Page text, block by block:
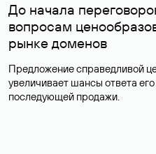
До начала
вопросам
рынке доменов
Предложение справедливой
увеличивает шансы ответа
последующей продажи.